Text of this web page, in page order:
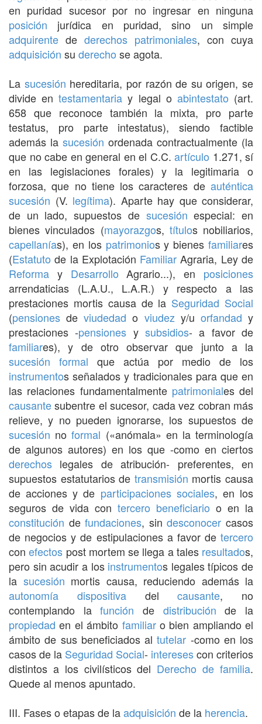
en puridad sucesor por no ingresar en ninguna
posición jurídica en puridad, sino un simple
adquirente de derechos patrimoniales, con cuya
adquisición su derecho se agota.
La sucesión hereditaria, por razón de su origen, se
divide entestamentaria y legal o abintestato (art.
658 que reconoce también la mixta, pro parte
testatus, pro parte intestatus), siendo factible
además la sucesión ordenada contractualmente (la
que no cabe en general en el C.C. artículo 1.271, sí
en las legislaciones forales) y la legitimaria o
forzosa, que no tiene los caracteres de auténtica
sucesión (V. legítima). Aparte hay que considerar,
de un lado, supuestos de sucesión especial: en
bienes vinculados (mayorazgos, títulos nobiliarios,
capellanías), en los patrimonios y bienes familiares
(Estatuto de la Explotación Familiar Agraria, Ley de
Reforma y Desarrollo Agrario...), en posiciones
arrendaticias (L.A.U., L.A.R.) y respecto a las
prestaciones mortis causa de la Seguridad Social
(pensiones deviudedad o viudez y/u orfandad y
prestaciones -pensiones ysubsidios- a favor de
familiares), y de otro observar que junto a la
sucesión
formal que actúa por medio de los
instrumentos señalados y tradicionales para que en
las relaciones fundamentalmente patrimoniales del
causantesubentre el sucesor, cada vez cobran más
relieve, y no pueden ignorarse, los supuestos de
sucesión noformal («anómala» en la terminología
de algunos autores) en los que -como en ciertos
derechos legales de atribución- preferentes, en
supuestos estatutarios de transmisión mortis causa
de acciones y de participaciones sociales, en los
seguros de vida con tercero beneficiario o en la
constitución defundaciones, sindesconocer casos
de negocios y de estipulaciones a favor de tercero
conefectos post mortem se llega a tales resultados,
pero sin acudir a los instrumentos legales típicos de
la sucesión mortis causa, reduciendo además la
autonomía
dispositivadelcausante, no
contemplando lafunción de distribución de la
propiedad en el ámbito familiaro bien ampliando el
ámbito de sus beneficiados altutelar -como en los
casos de la Seguridad Social- interesescon criterios
distintos a los civilísticos del Derecho de familia.
Quede al menos apuntado.
III. Fases o etapas de laadquisición de la herencia.